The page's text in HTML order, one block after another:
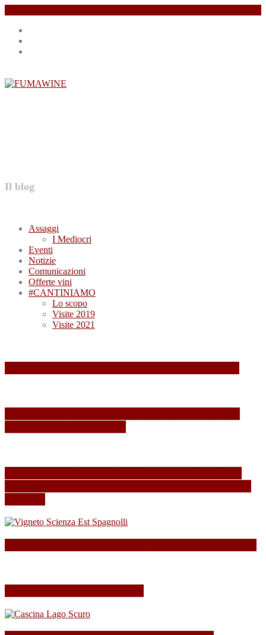
Salta
contenuto
Il blog
Assaggi
I Mediocri
Eventi
Notizie
Comunicazioni
Offerte vini
#CANTINIAMO
Lo scopo
Visite 2019
Visite 2021